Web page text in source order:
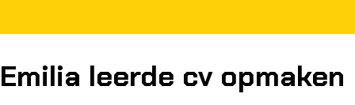
Emilia leerde cv opmaken